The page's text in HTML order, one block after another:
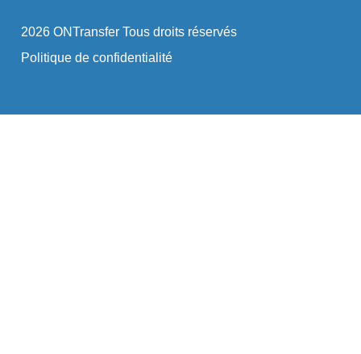
2026 ONTransfer Tous droits réservés
Politique de confidentialité